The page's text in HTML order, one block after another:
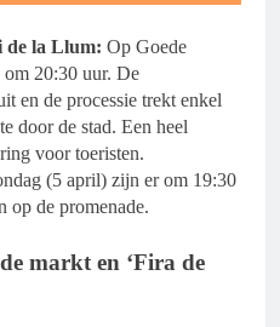
de la Llum: Op Goede
20:30 uur. De
en de processie trekt enkel
door de stad. Een heel
voor toeristen.
(5 april) zijn er om 19:30
op de promenade.
markt en ‘Fira de